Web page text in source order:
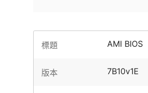
標題 AMI BIOS
版本 7B10v1E